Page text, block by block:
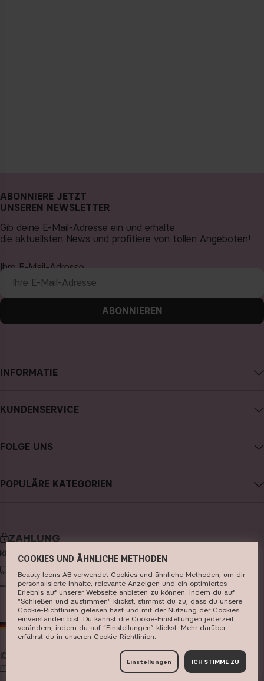
INFORMATIE
Über CAIA Cosmetics
Datenschutzerklärung
Store
KUNDENSERVICE
Meine Bestellung verfolgen
FOLGE UNS
Facebook
POPULÄRE KATEGORIEN
haarpflege
parfüm
pinsel & zubehör
ABONNIERE JETZT
UNSEREN NEWSLETTER
Gib deine E-Mail-Adresse ein und erhalte
die aktuellsten News und profitiere von tollen Angeboten!
Ihre E-Mail-Adresse
ABONNIEREN
ZAHLUNG
LIEFERUNG
DE EUR
© 2026 Beauty Icons AB. Wir verwenden Cookies -
hier
mehr erfahren
COOKIES UND ÄHNLICHE METHODEN
Beauty Icons AB verwendet Cookies und ähnliche Methoden, um dir
personalisierte Inhalte, relevante Anzeigen und ein optimiertes
Erlebnis auf unserer Webseite anbieten zu können. Indem du auf
"Schließen und zustimmen" klickst, stimmst du zu, dass du unsere
Cookie-Richtlinien gelesen hast und mit der Nutzung der Cookies
einverstanden bist. Du kannst die Cookie-Einstellungen jederzeit
verändern, indem du auf “Einstellungen” klickst. Mehr darüber
erfährst du in unseren ​ Cookie-Richtlinien​.
Einstellungen ICH STIMME ZU